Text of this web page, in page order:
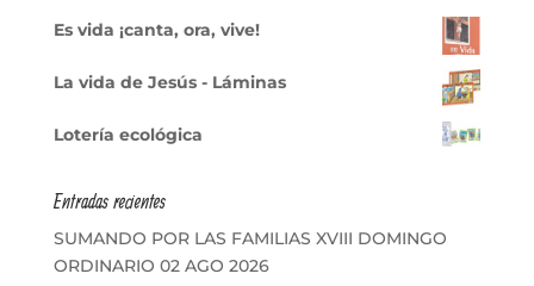
Es vida ¡canta, ora, vive!
La vida de Jesús - Láminas
Lotería ecológica
Entradas recientes
SUMANDO POR LAS FAMILIAS XVIII DOMINGO
ORDINARIO 02 AGO 2026